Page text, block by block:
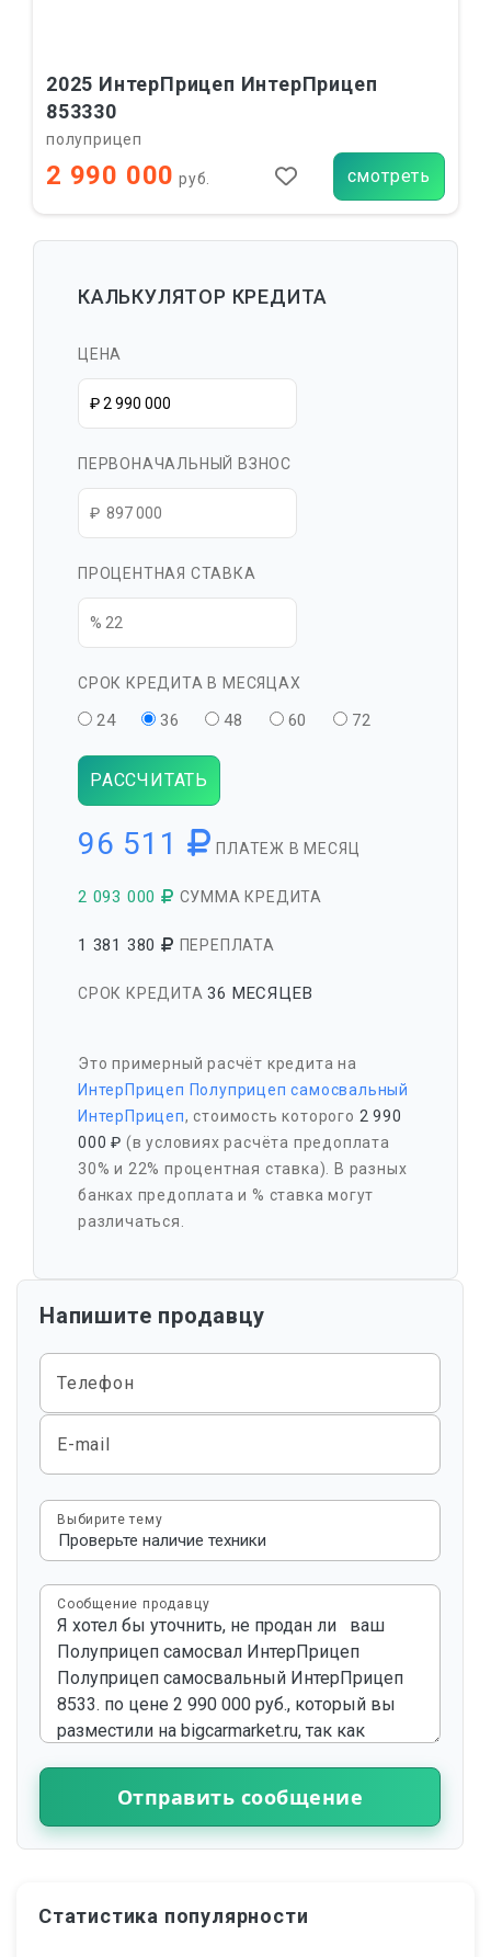
2025 ИнтерПрицеп ИнтерПрицеп
853330
полуприцеп
2 990 000 руб. смотреть
КАЛЬКУЛЯТОР КРЕДИТА
ЦЕНА
ПЕРВОНАЧАЛЬНЫЙ ВЗНОС
ПРОЦЕНТНАЯ СТАВКА
СРОК КРЕДИТА В МЕСЯЦАХ
24 36 48 60 72
РАССЧИТАТЬ
96 511 ПЛАТЕЖ В МЕСЯЦ
2 093 000 СУММА КРЕДИТА
1 381 380 ПЕРЕПЛАТА
СРОК КРЕДИТА36 МЕСЯЦЕВ
Это примерный расчёт кредита на
ИнтерПрицеп Полуприцеп самосвальный
ИнтерПрицеп, стоимость которого 2 990
000 ₽ (в условиях расчёта предоплата
30% и 22% процентная ставка). В разных
банках предоплата и % ставка могут
различаться.
Напишите продавцу
Телефон
E-mail
Выбирите тему
Сообщение продавцу
Отправить сообщение
Статистика популярности